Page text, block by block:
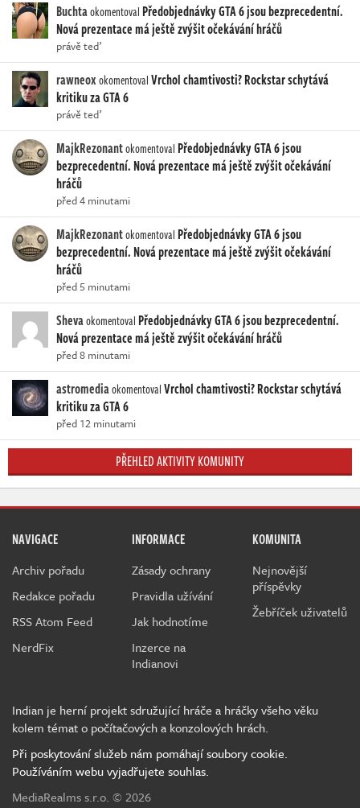
Buchtaokomentoval Předobjednávky GTA 6 jsou bezprecedentní.
Nová prezentace má ještě zvýšit očekávání hráčů
právě teď
rawneoxokomentovalVrchol chamtivosti? Rockstar schytává
kritiku za GTA 6
právě teď
MajkRezonantokomentoval Předobjednávky GTA 6 jsou
bezprecedentní. Nová prezentace má ještě zvýšit očekávání
hráčů
před 4 minutami
MajkRezonantokomentoval Předobjednávky GTA 6 jsou
bezprecedentní. Nová prezentace má ještě zvýšit očekávání
hráčů
před 5 minutami
Shevaokomentoval Předobjednávky GTA 6 jsou bezprecedentní.
Nová prezentace má ještě zvýšit očekávání hráčů
před 8 minutami
astromediaokomentovalVrchol chamtivosti? Rockstar schytává
kritiku za GTA 6
před 12 minutami
PŘEHLED AKTIVITY KOMUNITY
NAVIGACE
Archiv pořadu
Redakce pořadu
RSS Atom Feed
NerdFix
INFORMACE
Zásady ochrany
Pravidla užívání
Jak hodnotíme
Inzerce na
Indianovi
KOMUNITA
Nejnovější
příspěvky
Žebříček uživatelů
Indian je herní projekt sdružující hráče a hráčky všeho věku
kolem témat o počítačových a konzolových hrách.
Při poskytování služeb nám pomáhají soubory cookie.
Používáním webu vyjadřujete souhlas.
MediaRealms s.r.o. © 2026